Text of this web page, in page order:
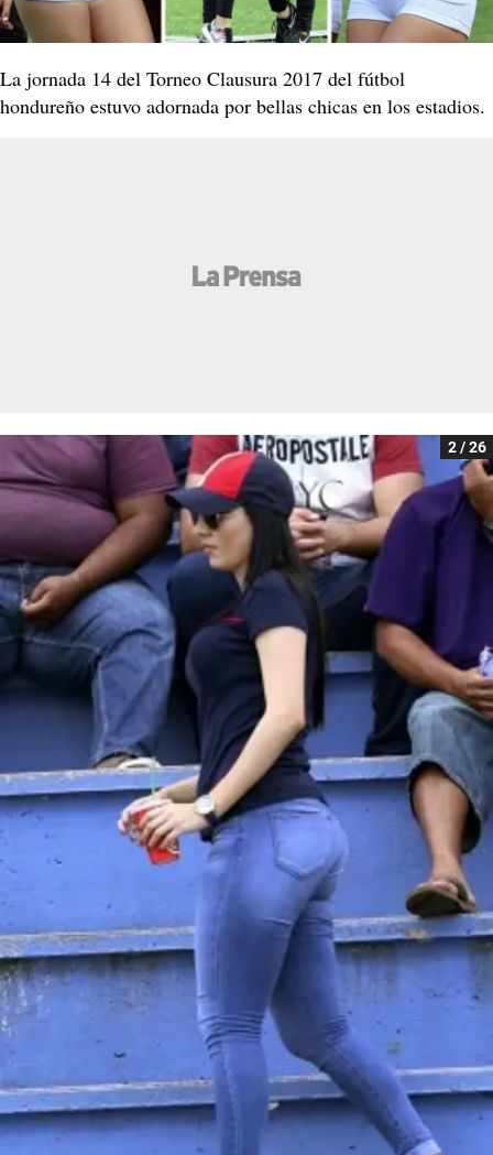
La jornada 14 del Torneo Clausura 2017 del fútbol
hondureño estuvo adornada por bellas chicas en los estadios.
2 / 26